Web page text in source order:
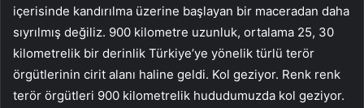
içerisinde kandırılma üzerine başlayan bir maceradan daha
sıyrılmış değiliz. 900 kilometre uzunluk, ortalama 25, 30
kilometrelik bir derinlik Türkiye’ye yönelik türlü terör
örgütlerinin cirit alanı haline geldi. Kol geziyor. Renk renk
terör örgütleri 900 kilometrelik hududumuzda kol geziyor.